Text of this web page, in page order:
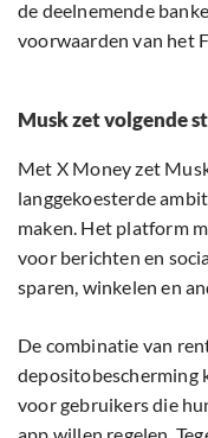
de deelnemende
voorwaarden van het
Musk zet volgende
Met X Money zet
langgekoesterde
maken. Het platform
voor berichten en
sparen, winkelen en
De combinatie van
depositobescherming
voor gebruikers die